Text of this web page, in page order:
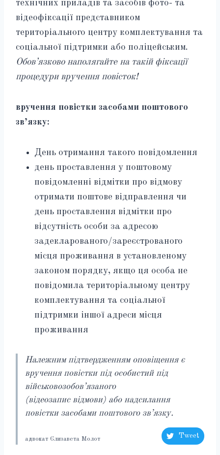
технічних приладів та засобів фото- та
відеофіксації представником
територіального центру комплектування та
соціальної підтримки або поліцейським.
Обов’язково наполягайте на такій фіксації
процедури вручення повісток!
вручення повістки засобами поштового
зв’язку:
День отримання такого повідомлення
день проставлення у поштовому
повідомленні відмітки про відмову
отримати поштове відправлення чи
день проставлення відмітки про
відсутність особи за адресою
задекларованого/зареєстрованого
місця проживання в установленому
законом порядку, якщо ця особа не
повідомила територіальному центру
комплектування та соціальної
підтримки іншої адреси місця
проживання
Належним підтвердженням оповіщення є
вручення повістки під особистий під
військовозобов’язаного
(відеозапис відмови) або надсилання
повістки засобами поштового зв’язку.
адвокат Єлизавета Молот Tweet